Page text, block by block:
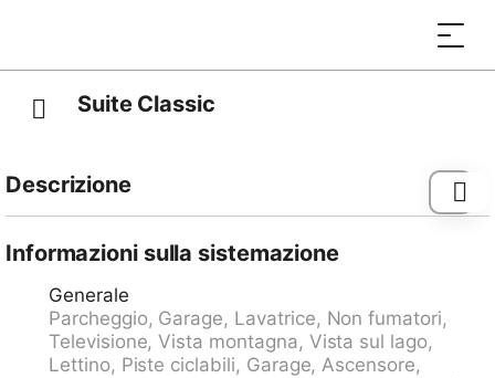
Suite Classic
Descrizione
costruita nel 1960, ristrutturata. 22 appartamenti nella
Ascona, nel quartiere Lago Maggiore, posizione
tranquilla, soleggiata sul pendio, a 400 m dal lago.
Nella casa: reception, wifi, ascensore, deposito
biciclette, riscaldamento centralizzato, lavatrice
Informazioni sulla sistemazione
Generale
Parcheggio, Garage, Lavatrice, Non fumatori,
Televisione, Vista montagna, Vista sul lago,
Lettino, Piste ciclabili, Garage, Ascensore,